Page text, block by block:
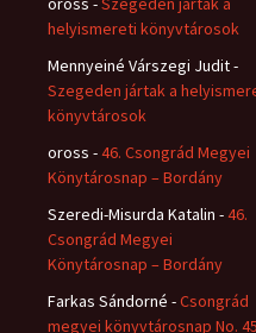
helyismereti könyvtárosok
Mennyeiné Várszegi Judit-
Szegeden jártak a
könyvtárosok
oross -46. Csongrád Megyei
Könytárosnap – Bordány
Szeredi-Misurda Katalin -46.
Csongrád Megyei
Könytárosnap – Bordány
Farkas Sándorné -Csongrád
megyei könyvtárosnap No.